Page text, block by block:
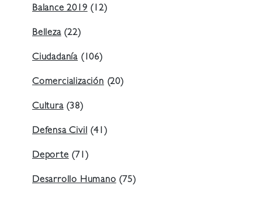
Balance 2019 (12)
Belleza(22)
Ciudadanía (106)
Comercialización (20)
Cultura(38)
Defensa Civil (41)
Deporte (71)
Desarrollo Humano (75)